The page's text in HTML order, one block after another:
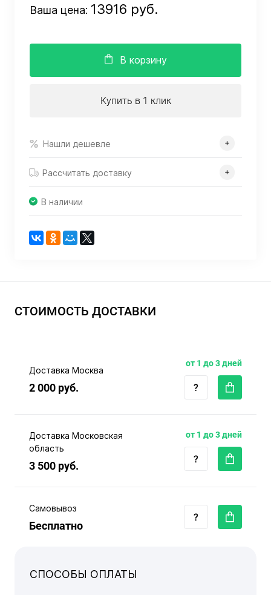
Ваша цена: 13916 руб.
В корзину
Купить в 1 клик
Нашли дешевле
Рассчитать доставку
В наличии
СТОИМОСТЬ ДОСТАВКИ
Доставка Москва
2 000 руб.
от 1 до 3 дней
Доставка Московская
область
3 500 руб.
от 1 до 3 дней
Самовывоз
Бесплатно
СПОСОБЫ ОПЛАТЫ